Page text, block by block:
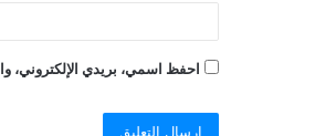
احفظ اسمي، بريدي الإلكتروني،